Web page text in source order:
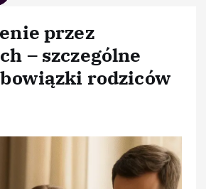
przez
– szczególne
rodziców